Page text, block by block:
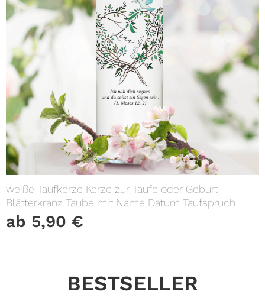
weiße Taufkerze Kerze zur Taufe oder Geburt
Blätterkranz Taube mit Name Datum Taufspruch
ab 5,90 €
BESTSELLER